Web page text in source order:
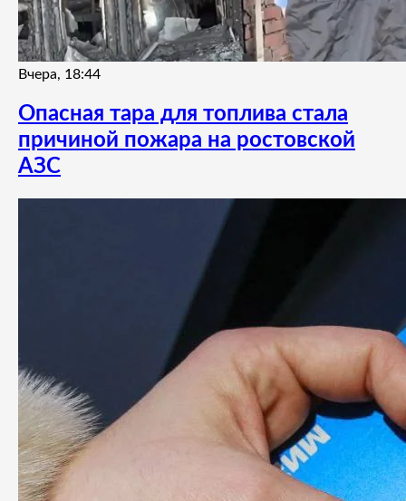
Вчера, 18:44
Опасная тара для топлива стала
причиной пожара на ростовской
АЗС